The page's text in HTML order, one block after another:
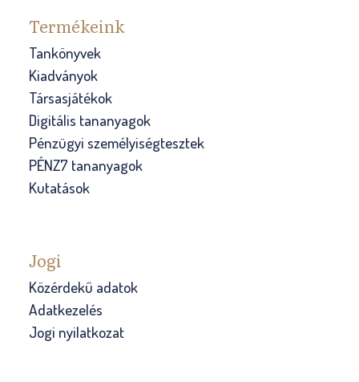
Termékeink
Tankönyvek
Kiadványok
Társasjátékok
Digitális tananyagok
Pénzügyi személyiségtesztek
PÉNZ7 tananyagok
Kutatások
Jogi
Közérdekű adatok
Adatkezelés
Jogi nyilatkozat